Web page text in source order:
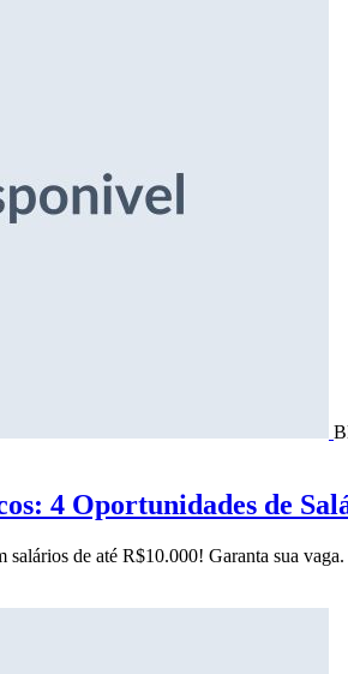
4 Oportunidades de
de até R$10.000! Garanta sua